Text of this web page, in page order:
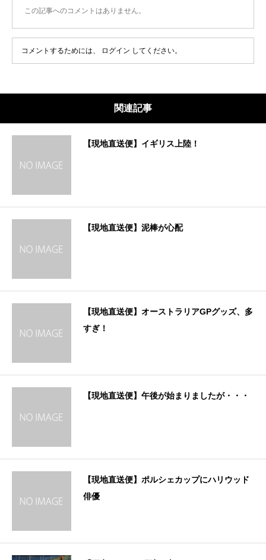
この記事へのコメントはありません。
コメントするためには、 ログイン してください。
関連記事
【現地直送便】イギリス上陸！
【現地直送便】泥棒が心配
【現地直送便】オーストラリアGPグッズ、多
すぎ！
【現地直送便】午後が始まりましたが・・・
【現地直送便】ポルシェカップにハリウッド
俳優